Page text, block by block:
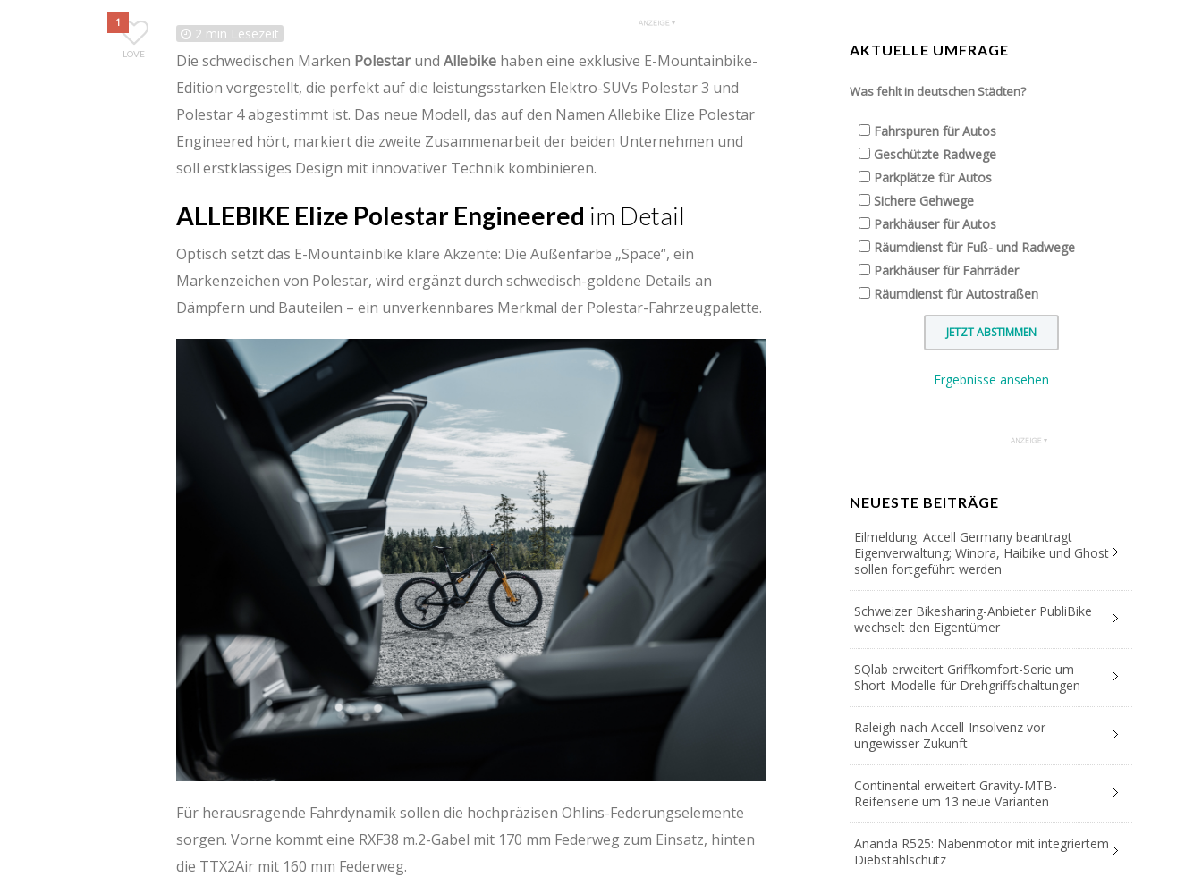
1
LOVE
2 min Lesezeit
Die schwedischen Marken Polestarund Allebike haben eine exklusive E-Mountainbike-
Edition vorgestellt, die perfekt auf die leistungsstarken Elektro-SUVs Polestar 3 und
Polestar 4 abgestimmt ist. Das neue Modell, das auf den Namen Allebike Elize Polestar
Engineered hört, markiert die zweite Zusammenarbeit der beiden Unternehmen und
soll erstklassiges Design mit innovativer Technik kombinieren.
ALLEBIKE Elize Polestar Engineered im Detail
Optisch setzt das E-Mountainbike klare Akzente: Die Außenfarbe „Space“, ein
Markenzeichen von Polestar, wird ergänzt durch schwedisch-goldene Details an
Dämpfern und Bauteilen – ein unverkennbares Merkmal der Polestar-Fahrzeugpalette.
Für herausragende Fahrdynamik sollen die hochpräzisen Öhlins-Federungselemente
sorgen. Vorne kommt eine RXF38 m.2-Gabel mit 170 mm Federweg zum Einsatz, hinten
die TTX2Air mit 160 mm Federweg.
AKTUELLE UMFRAGE
Was fehlt in deutschen Städten?
Fahrspuren für Autos
Geschützte Radwege
Parkplätze für Autos
Sichere Gehwege
Parkhäuser für Autos
Räumdienst für Fuß- und Radwege
Parkhäuser für Fahrräder
Räumdienst für Autostraßen
Ergebnisse ansehen
NEUESTE BEITRÄGE
Eilmeldung: Accell Germany beantragt
Eigenverwaltung; Winora, Haibike und Ghost
sollen fortgeführt werden
Schweizer Bikesharing-Anbieter PubliBike
wechselt den Eigentümer
SQlab erweitert Griffkomfort-Serie um
Short-Modelle für Drehgriffschaltungen
Raleigh nach Accell-Insolvenz vor
ungewisser Zukunft
Continental erweitert Gravity-MTB-
Reifenserie um 13 neue Varianten
Ananda R525: Nabenmotor mit integriertem
Diebstahlschutz